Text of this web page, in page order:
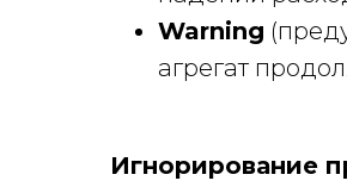
Warning
агрегат
Игнорирование